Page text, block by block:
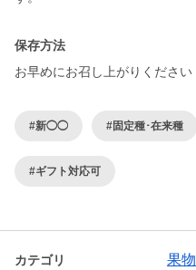
保存方法
お早めにお召し上がりください
#新◯◯ #固定種･在来種
#ギフト対応可
カテゴリ 果物